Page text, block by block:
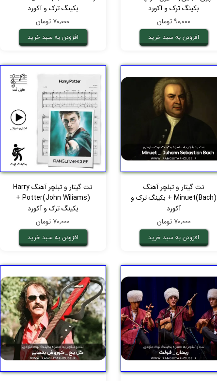
بکینگ ترک و آکورد
۹۰,۰۰۰ تومان
افزودن به سبد خرید
بکینگ ترک و آکورد
۷۰,۰۰۰ تومان
افزودن به سبد خرید
نت گیتار و تبلچر آهنگ
Minuet(Bach) + بکینگ ترک و
آکورد
۷۰,۰۰۰ تومان
افزودن به سبد خرید
نت گیتار و تبلچر آهنگ Harry
Potter(John Wiliams) +
بکینگ ترک و آکورد
۷۰,۰۰۰ تومان
افزودن به سبد خرید